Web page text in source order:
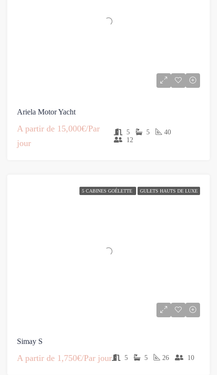
Ariela Motor Yacht
A partir de 15,000€/Par
jour
5 5
40
12
5 CABINES GOÉLETTE GULETS HAUTS DE LUXE
Simay S
A partir de 1,750€/Par jour 5 5 26 10